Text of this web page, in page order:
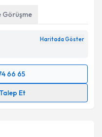
Görüşme
Haritada Göster
66 65
Et
ile bilgilendireceğiz.